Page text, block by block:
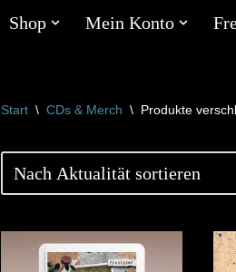
Shop Mein Konto
Start \ CDs & Merch \ Produkte